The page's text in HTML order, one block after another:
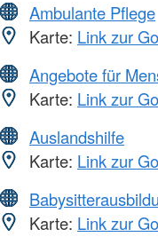
Ambulante Pflege
Karte: Link zur
Angebote für
Karte: Link zur
Auslandshilfe
Karte: Link zur
Karte: Link zur